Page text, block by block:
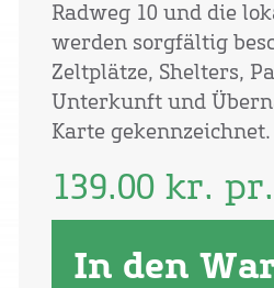
Radweg 10 und die
werden sorgfältig
Zeltplätze, Shelters,
Unterkunft und
Karte gekennzeichnet.
139.00 kr.
In den